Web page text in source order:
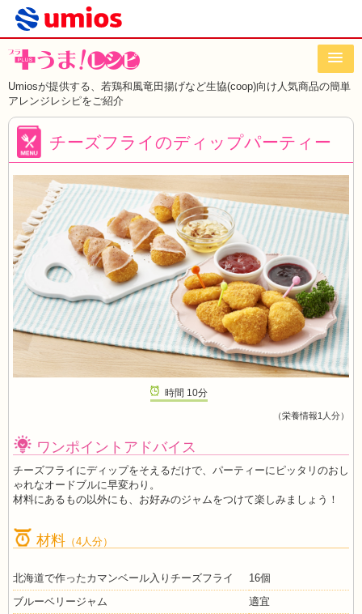
Umiosが提供する、若鶏和風竜田揚げなど生協(coop)向け人気商品の簡単
アレンジレシピをご紹介
チーズフライのディップパーティー
時間 10分
（栄養情報1人分）
ワンポイントアドバイス
チーズフライにディップをそえるだけで、パーティーにピッタリのおし
ゃれなオードブルに早変わり。
材料にあるもの以外にも、お好みのジャムをつけて楽しみましょう！
材料（4人分）
北海道で作ったカマンベール入りチーズフライ
16個
ブルーベリージャム
適宜